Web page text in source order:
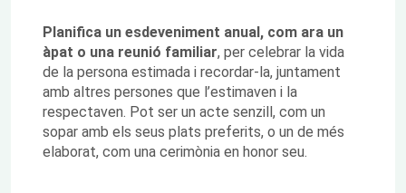
Planifica un esdeveniment anual, com ara un
àpat o una reunió familiar, per celebrar la vida
de la persona estimada i recordar-la, juntament
amb altres persones que l’estimaven i la
respectaven. Pot ser un acte senzill, com un
sopar amb els seus plats preferits, o un de més
elaborat, com una cerimònia en honor seu.